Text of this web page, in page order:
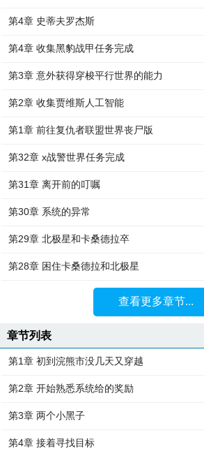
第4章 史蒂夫罗杰斯
第4章 收集黑豹战甲任务完成
第3章 意外获得穿梭平行世界的能力
第2章 收集贾维斯人工智能
第1章 前往复仇者联盟世界丧尸版
第32章 x战警世界任务完成
第31章 离开前的叮嘱
第30章 系统的异常
第29章 北极星和卡桑德拉卒
第28章 困住卡桑德拉和北极星
查看更多章节...
章节列表
第1章 初到浣熊市没几天又穿越
第2章 开始熟悉系统给的奖励
第3章 两个小黑子
第4章 接着寻找目标